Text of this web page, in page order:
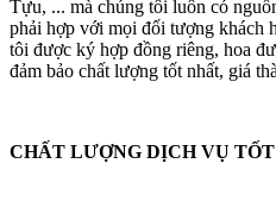
Tựu, ... mà chúng tôi luôn có
phải hợp với mọi đối tượng khách
tôi được ký hợp đồng riêng, hoa
đảm bảo chất lượng tốt nhất, giá
CHẤT LƯỢNG DỊCH VỤ